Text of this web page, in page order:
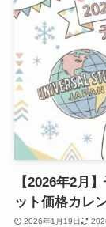
【2026年2月
ット価格カレ
2026年1月19日